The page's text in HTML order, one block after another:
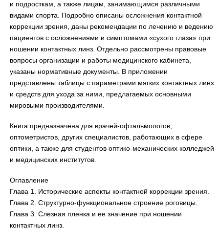
и подросткам, а также лицам, занимающимся различными
видами спорта. Подробно описаны осложнения контактной
коррекции зрения, даны рекомендации по лечению и ведению
пациентов с осложнениями и симптомами «сухого глаза» при
ношении контактных линз. Отдельно рассмотрены правовые
вопросы организации и работы медицинского кабинета,
указаны нормативные документы. В приложении
представлены таблицы с параметрами мягких контактных линз
и средств для ухода за ними, предлагаемых основными
мировыми производителями.
Книга предназначена для врачей-офтальмологов,
оптометристов, других специалистов, работающих в сфере
оптики, а также для студентов оптико-механических колледжей
и медицинских институтов.
Оглавление
Глава 1. Исторические аспекты контактной коррекции зрения.
Глава 2. Структурно-функциональное строение роговицы.
Глава 3. Слезная пленка и ее значение при ношении
контактных линз.